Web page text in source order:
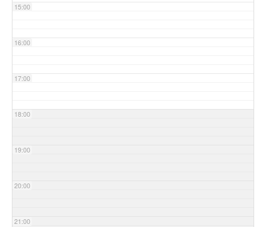
15:00
16:00
17:00
18:00
19:00
20:00
21:00